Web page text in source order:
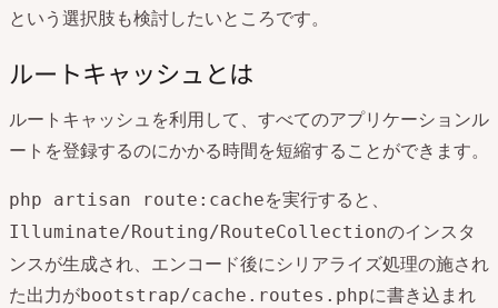
という選択肢も検討したいところです。
ルートキャッシュとは
ルートキャッシュを利用して、すべてのアプリケーションル
ートを登録するのにかかる時間を短縮することができます。
php artisan route:cacheを実行すると、
Illuminate/Routing/RouteCollectionのインスタ
ンスが生成され、エンコード後にシリアライズ処理の施され
た出力がbootstrap/cache.routes.phpに書き込まれ